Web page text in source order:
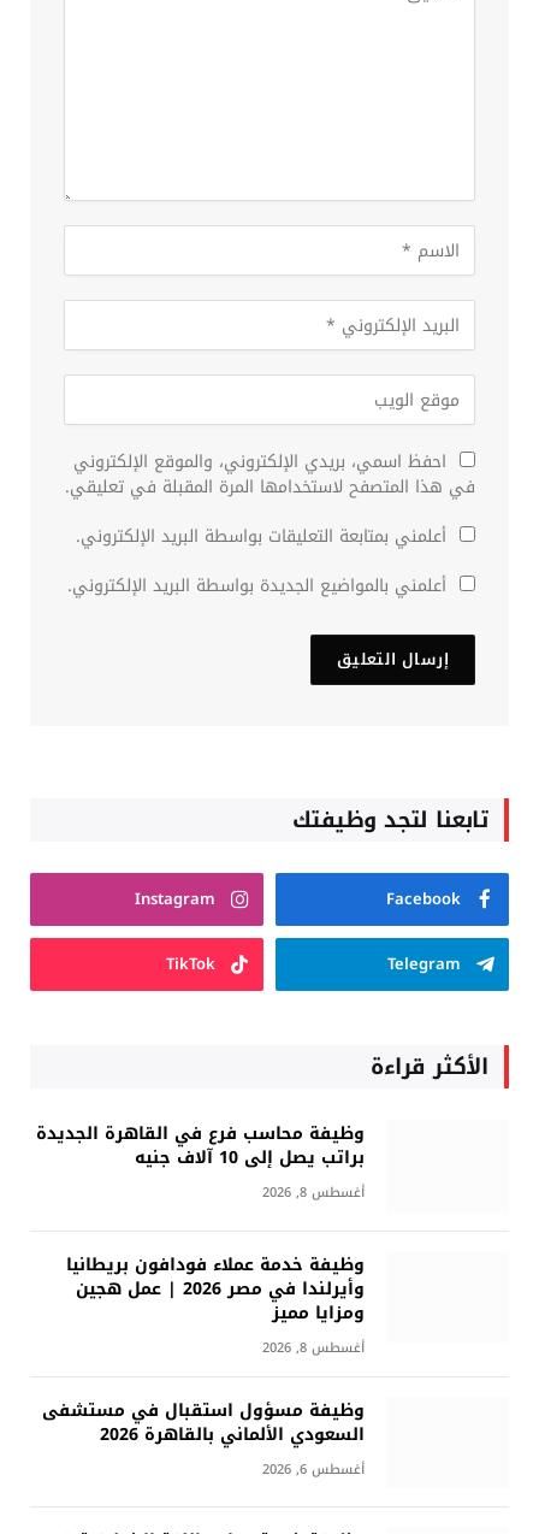
احفظ اسمي، بريدي الإلكتروني، والموقع الإلكتروني
في هذا المتصفح لاستخدامها المرة المقبلة في تعليقي.
أعلمني بمتابعة التعليقات بواسطة البريد الإلكتروني.
أعلمني بالمواضيع الجديدة بواسطة البريد الإلكتروني.
تابعنا لتجد وظيفتك
Facebook
Instagram
Telegram
TikTok
الأكثر قراءة
وظيفة محاسب فرع في القاهرة الجديدة
براتب يصل إلى 10 آلاف جنيه
أغسطس 8, 2026
وظيفة خدمة عملاء فودافون بريطانيا
وأيرلندا في مصر 2026 | عمل هجين
ومزايا مميز
أغسطس 8, 2026
وظيفة مسؤول استقبال في مستشفى
السعودي الألماني بالقاهرة 2026
أغسطس 6, 2026